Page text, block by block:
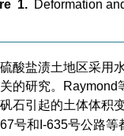
1. Deformation
酸盐渍土地区采用
的研究。Raymond
石引起的土体体积
号和I-635号公路